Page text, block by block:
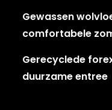
Gewassen
comfortabele
Gerecyclede
duurzame entree